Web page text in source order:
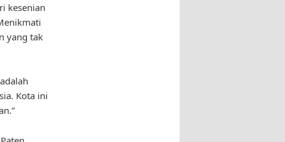
kesenian
yang tak
Kota ini